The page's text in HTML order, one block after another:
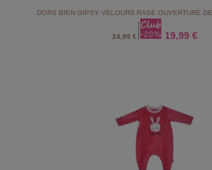
DORS BIEN GIPSY VELOURS RASE OUVERTURE
24,99 € 19,99 €